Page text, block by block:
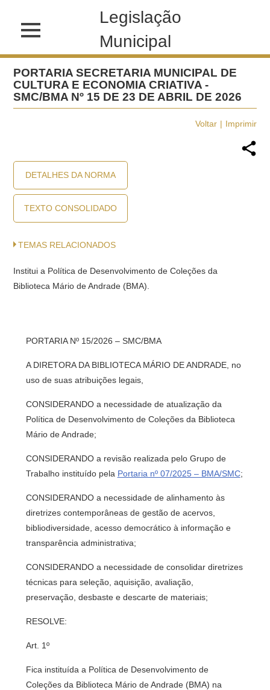
Legislação
Municipal
PORTARIA SECRETARIA MUNICIPAL DE
CULTURA E ECONOMIA CRIATIVA -
SMC/BMA Nº 15 DE 23 DE ABRIL DE 2026
Voltar Imprimir
DETALHES DA NORMA
TEXTO CONSOLIDADO
TEMAS RELACIONADOS
Institui a Política de Desenvolvimento de Coleções da
Biblioteca Mário de Andrade (BMA).
PORTARIA Nº 15/2026 – SMC/BMA
A DIRETORA DA BIBLIOTECA MÁRIO DE ANDRADE, no
uso de suas atribuições legais,
CONSIDERANDO a necessidade de atualização da
Política de Desenvolvimento de Coleções da Biblioteca
Mário de Andrade;
CONSIDERANDO a revisão realizada pelo Grupo de
Trabalho instituído pela Portaria nº 07/2025 – BMA/SMC;
CONSIDERANDO a necessidade de alinhamento às
diretrizes contemporâneas de gestão de acervos,
bibliodiversidade, acesso democrático à informação e
transparência administrativa;
CONSIDERANDO a necessidade de consolidar diretrizes
técnicas para seleção, aquisição, avaliação,
preservação, desbaste e descarte de materiais;
RESOLVE:
Art. 1º
Fica instituída a Política de Desenvolvimento de
Coleções da Biblioteca Mário de Andrade (BMA) na